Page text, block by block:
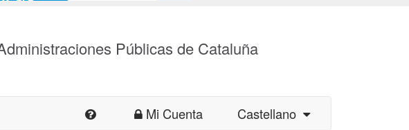
Públicas de Cataluña
Mi Cuenta Castellano